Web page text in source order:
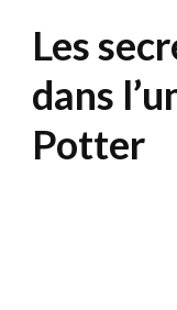
Les
dans
Potter